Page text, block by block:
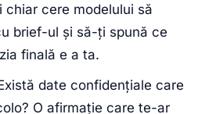
cere modelului să
brief-ul și să-ți spună ce
finală e a ta.
date confidențiale care
O afirmație care te-ar